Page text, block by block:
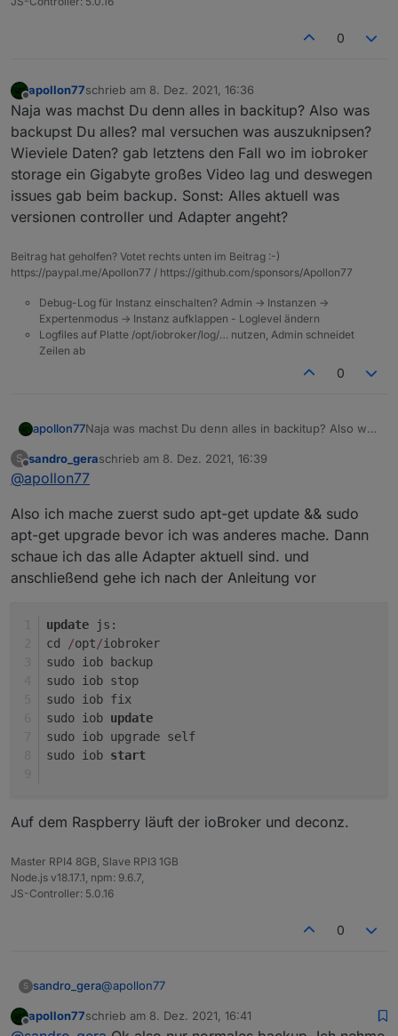
0
Offline
apollon77schrieb am 8. Dez. 2021, 16:36
zuletzt editiert von
Naja was machst Du denn alles in backitup? Also was
backupst Du alles? mal versuchen was auszuknipsen?
Wieviele Daten? gab letztens den Fall wo im iobroker
storage ein Gigabyte großes Video lag und deswegen
issues gab beim backup. Sonst: Alles aktuell was
versionen controller und Adapter angeht?
Beitrag hat geholfen? Votet rechts unten im Beitrag :-)
https://paypal.me/Apollon77 / https://github.com/sponsors/Apollon77
Debug-Log für Instanz einschalten? Admin -> Instanzen ->
Expertenmodus -> Instanz aufklappen - Loglevel ändern
Logfiles auf Platte /opt/iobroker/log/… nutzen, Admin schneidet
Zeilen ab
0
apollon77Naja was machst Du denn alles in backitup? Also was
auszuknipsen? Wieviele Daten? gab letztens den Fall
wo im iobroker storage ein Gigabyte großes Video
Alles aktuell was versionen controller und Adapter
angeht?
S
Offline
sandro_geraschrieb am 8. Dez. 2021, 16:39
zuletzt editiert von
@apollon77
Also ich mache zuerst sudo apt-get update && sudo
apt-get upgrade bevor ich was anderes mache. Dann
schaue ich das alle Adapter aktuell sind. und
anschließend gehe ich nach der Anleitung vor
update js:
cd
/opt/iobroker
sudo iob backup
sudo iob stop
sudo iob fix
sudo iob update
sudo iob upgrade self
sudo iob start
Auf dem Raspberry läuft der ioBroker und deconz.
Master RPI4 8GB, Slave RPI3 1GB
Node.js v18.17.1, npm: 9.6.7,
JS-Controller: 5.0.16
0
S sandro_gera@apollon77
Also ich mache zuerst sudo apt-get update &&
Offline
apollon77schrieb am 8. Dez. 2021, 16:41
zuletzt editiert von